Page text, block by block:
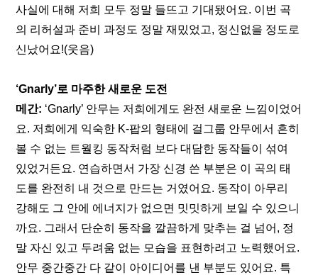
사실에 대해 저희 모두 정말 들뜨고 기대됐어요. 이번 곡
의 리허설과 준비 과정도 정말 재밌었고, 정신없을 정도로
신났어요!(웃음)
‘Gnarly’로 마주한 새로운 도전
메간: ‘Gnarly’ 안무는 저희에게도 완전 새로운 느낌이었어
요. 저희에게 익숙한 K-팝의 형태에 걸그룹 안무에서 흔히
볼 수 없는 트월킹 동작처럼 보다 대담한 동작들이 섞여
있었거든요. 연습하면서 가장 신경 쓴 부분은 이 곡의 태
도를 완전히 내 것으로 만드는 거였어요. 동작이 아무리
강해도 그 안에 에너지가 없으면 밋밋하게 보일 수 있으니
까요. 그래서 단순히 동작을 깔끔하게 맞추는 걸 넘어, 정
말 자신 있고 두려움 없는 모습을 표현하려고 노력했어요.
안무 중간중간 다 같이 아이디어를 낸 부분도 있어요. 특